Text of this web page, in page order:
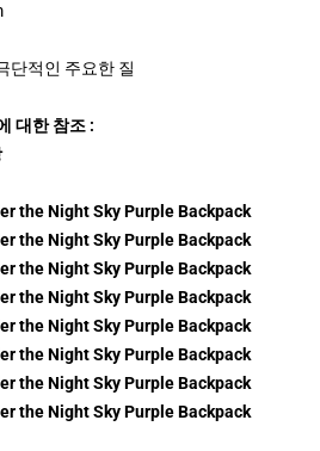
단적인 주요한 질
대한 참조 :